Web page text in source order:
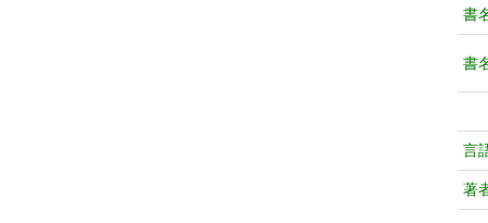
書
書
言
著